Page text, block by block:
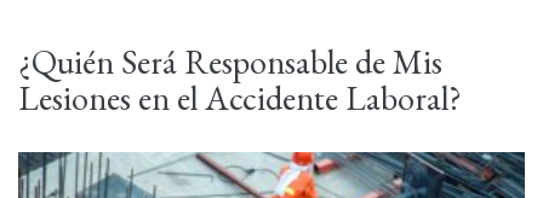
¿Quién Será Responsable de Mis
Lesiones en el Accidente Laboral?